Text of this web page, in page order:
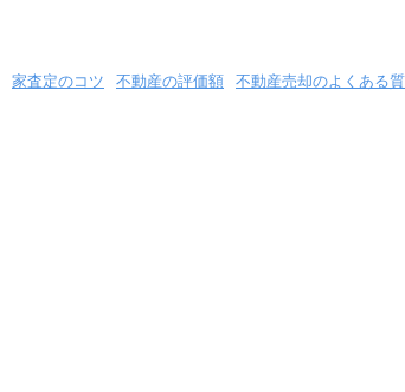
家査定のコツ 不動産の評価額 不動産売却のよくある